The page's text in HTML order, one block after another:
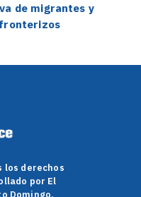
de migrantes y
los derechos
por El